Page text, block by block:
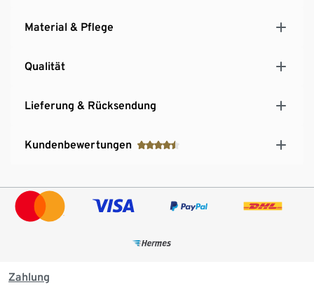
Material & Pflege
Qualität
Lieferung & Rücksendung
Kundenbewertungen
Zahlung